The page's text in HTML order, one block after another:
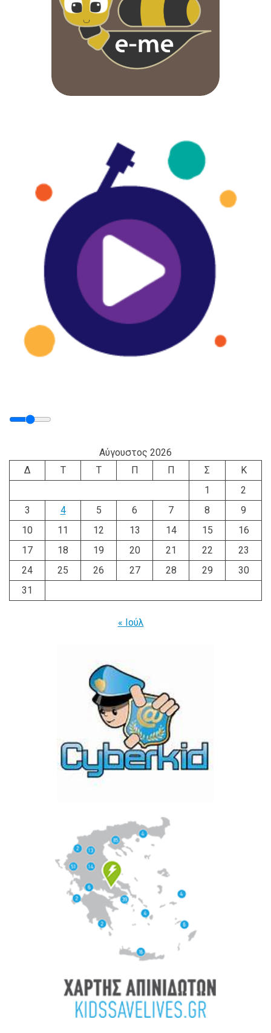
Αύγουστος 2026
Δ
Τ Τ Π Π Σ
Κ
1
2
3
4 5 6 7 8
9
10
11 12 13 14 15
16
17
18 19 20 21 22
23
24
25 26 27 28 29
30
31
« Ιούλ